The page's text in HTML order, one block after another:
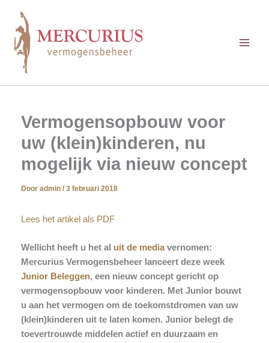
inhoud
Vermogensopbouw voor
uw (klein)kinderen, nu
mogelijk via nieuw concept
Door admin / 3 februari 2018
Lees het artikel als PDF
Wellicht heeft u het al uit de mediavernomen:
Mercurius Vermogensbeheer lanceert deze week
Junior Beleggen, een nieuw concept gericht op
vermogensopbouw voor kinderen. Met Junior bouwt
u aan het vermogen om de toekomstdromen van uw
(klein)kinderen uit te laten komen. Junior belegt de
toevertrouwde middelen actief en duurzaam en